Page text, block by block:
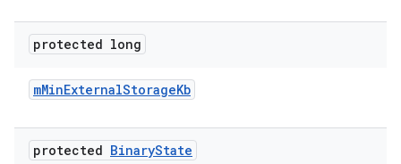
protected long
mMinExternalStorageKb
protected BinaryState